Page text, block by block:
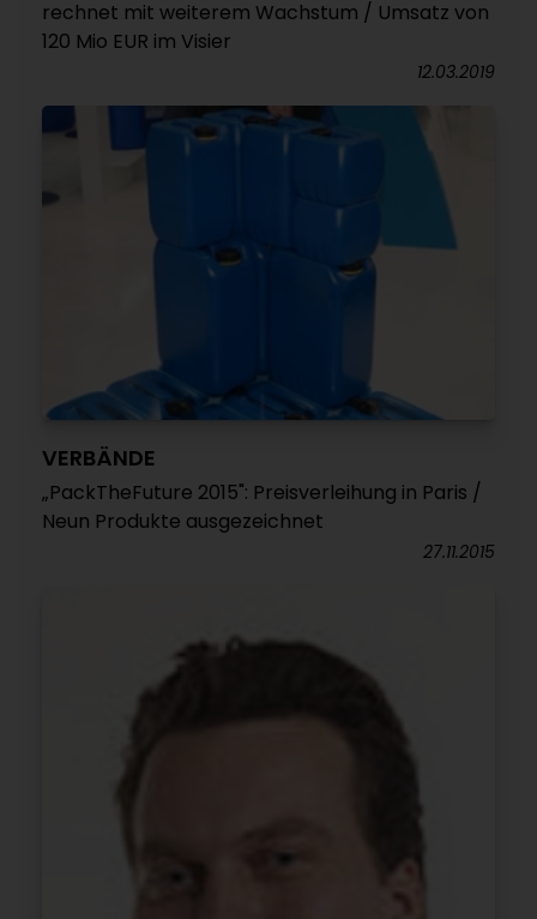
rechnet mit weiterem Wachstum / Umsatz von
120 Mio EUR im Visier
12.03.2019
VERBÄNDE
„PackTheFuture 2015": Preisverleihung in Paris /
Neun Produkte ausgezeichnet
27.11.2015